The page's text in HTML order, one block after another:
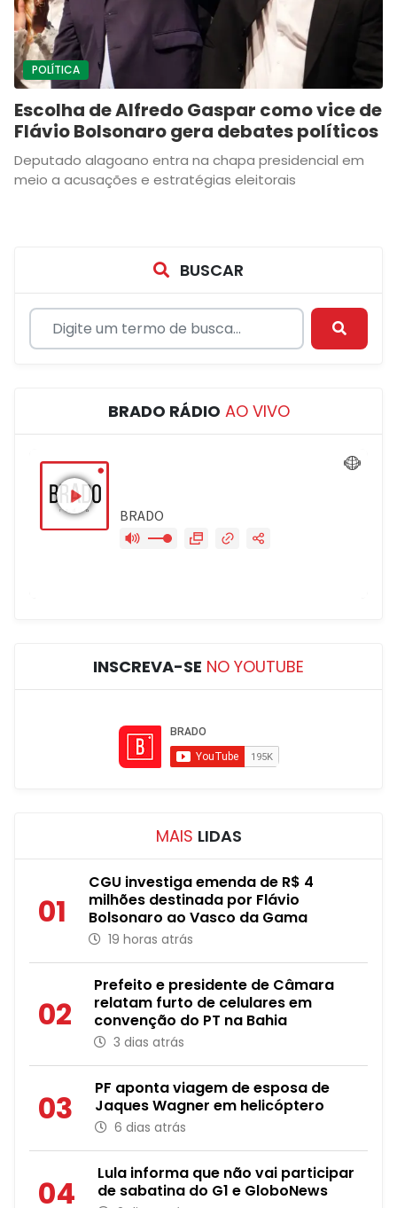
POLÍTICA
Escolha de Alfredo Gaspar como vice de
Flávio Bolsonaro gera debates políticos
Deputado alagoano entra na chapa presidencial em
meio a acusações e estratégias eleitorais
BUSCAR
BRADO RÁDIO AO VIVO
INSCREVA-SE NO YOUTUBE
MAIS LIDAS
01
CGU investiga emenda de R$ 4
milhões destinada por Flávio
Bolsonaro ao Vasco da Gama
19 horas atrás
02
Prefeito e presidente de Câmara
relatam furto de celulares em
convenção do PT na Bahia
3 dias atrás
03
PF aponta viagem de esposa de
Jaques Wagner em helicóptero
6 dias atrás
04
Lula informa que não vai participar
de sabatina do G1 e GloboNews